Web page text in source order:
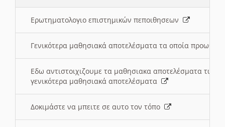
Ερωτηματολογιο επιστημικών πεποιθησεων
Γενικότερα μαθησιακά αποτελέσματα τα οποία
Εδω αντιστοιχιζουμε τα μαθησιακα αποτελέσματα
γενικότερα μαθησιακά αποτελέσματα
Δοκιμάστε να μπειτε σε αυτο τον τόπο